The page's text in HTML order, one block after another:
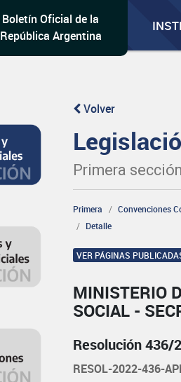
Boletín Oficial de la
República Argentina
Volver
Primera sección
Primera
Convenciones
Detalle
VER PÁGINAS
MINISTERIO
SOCIAL -
Resolución 436/
RESOL-2022-436-